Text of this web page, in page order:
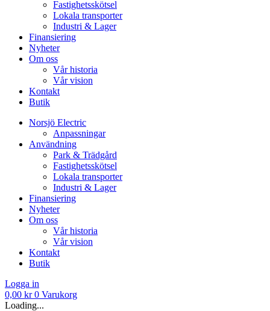
Fastighetsskötsel
Lokala transporter
Industri & Lager
Finansiering
Nyheter
Om oss
Vår historia
Vår vision
Kontakt
Butik
Norsjö Electric
Anpassningar
Användning
Park & Trädgård
Fastighetsskötsel
Lokala transporter
Industri & Lager
Finansiering
Nyheter
Om oss
Vår historia
Vår vision
Kontakt
Butik
Logga in
0,00 kr 0 Varukorg
Loading...